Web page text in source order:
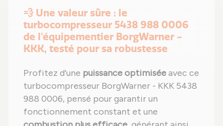
💨 Une valeur sûre : le
turbocompresseur 5438 988 0006
de l'équipementier BorgWarner -
KKK, testé pour sa robustesse
Profitez d'une puissance optimiséeavec ce
turbocompresseur BorgWarner - KKK 5438
988 0006, pensé pour garantir un
fonctionnement constant et une